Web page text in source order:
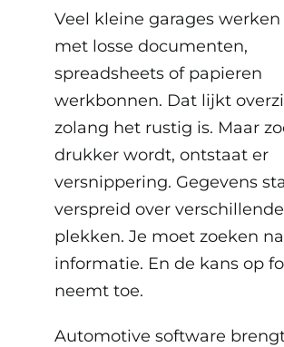
Veel kleine garages werken
met losse documenten,
spreadsheets of papieren
werkbonnen. Dat lijkt
zolang het rustig is. Maar
drukker wordt, ontstaat er
versnippering. Gegevens
verspreid over verschillende
plekken. Je moet zoeken
informatie. En de kans op
neemt toe.
Automotive software